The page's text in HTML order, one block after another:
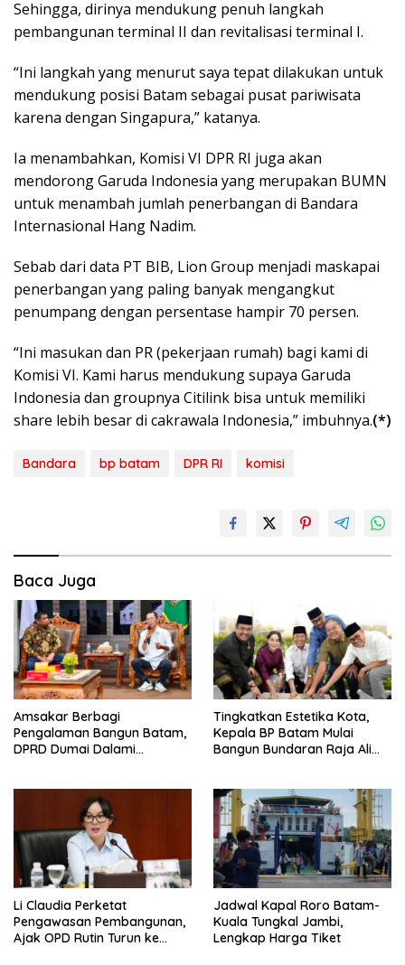
Sehingga, dirinya mendukung penuh langkah
pembangunan terminal II dan revitalisasi terminal I.
“Ini langkah yang menurut saya tepat dilakukan untuk
mendukung posisi Batam sebagai pusat pariwisata
karena dengan Singapura,” katanya.
Ia menambahkan, Komisi VI DPR RI juga akan
mendorong Garuda Indonesia yang merupakan BUMN
untuk menambah jumlah penerbangan di Bandara
Internasional Hang Nadim.
Sebab dari data PT BIB, Lion Group menjadi maskapai
penerbangan yang paling banyak mengangkut
penumpang dengan persentase hampir 70 persen.
“Ini masukan dan PR (pekerjaan rumah) bagi kami di
Komisi VI. Kami harus mendukung supaya Garuda
Indonesia dan groupnya Citilink bisa untuk memiliki
share lebih besar di cakrawala Indonesia,” imbuhnya.(*)
Bandara bp batam DPR RI komisi
Baca Juga
Amsakar Berbagi
Pengalaman Bangun Batam,
DPRD Dumai Dalami
Tingkatkan Estetika Kota,
Kepala BP Batam Mulai
Bangun Bundaran Raja Ali
Li Claudia Perketat
Pengawasan Pembangunan,
Ajak OPD Rutin Turun ke
Jadwal Kapal Roro Batam-
Kuala Tungkal Jambi,
Lengkap Harga Tiket